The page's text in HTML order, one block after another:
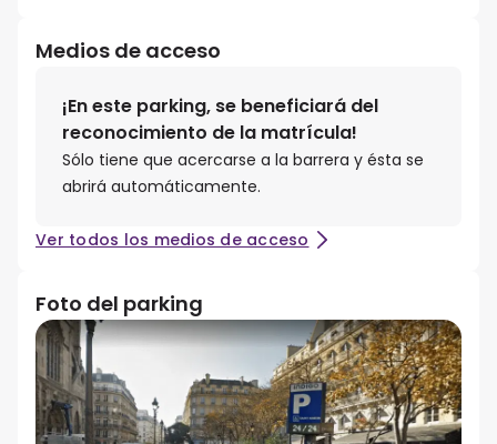
Medios de acceso
¡En este parking, se beneficiará del
reconocimiento de la matrícula!
Sólo tiene que acercarse a la barrera y ésta se
abrirá automáticamente.
Ver todos los medios de acceso
Foto del parking